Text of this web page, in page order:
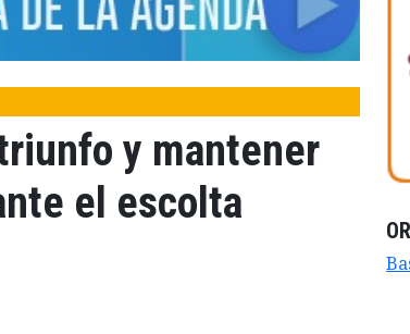
y mantener
el escolta